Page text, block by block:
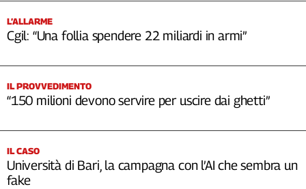
L’ALLARME
Cgil: “Una follia spendere 22 miliardi in armi”
IL PROVVEDIMENTO
“150 milioni devono servire per uscire dai ghetti”
IL CASO
Università di Bari, la campagna con l’AI che sembra un
fake